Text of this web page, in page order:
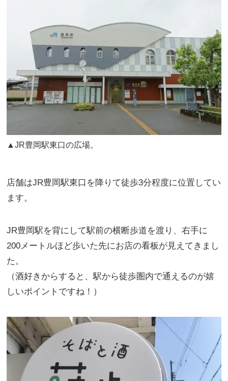
▲JR豊岡駅東口の広場。
店舗はJR豊岡駅東口を降りて徒歩3分程度に位置してい
ます。
JR豊岡駅を背にして駅前の横断歩道を渡り、右手に
200メートルほど歩いた先にお店の看板が見えてきまし
た。
（酒好きからすると、駅から徒歩圏内で通えるのが嬉
しいポイントですね！）